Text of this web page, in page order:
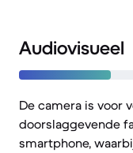
Audiovisueel
De camera is voor
doorslaggevende
smartphone,